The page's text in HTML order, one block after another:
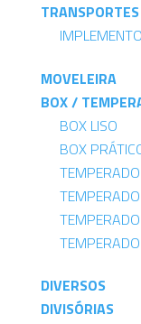
TRANSPORTES
MOVELEIRA
BOX /
BOX LISO
BOX
DIVERSOS
DIVISÓRIAS